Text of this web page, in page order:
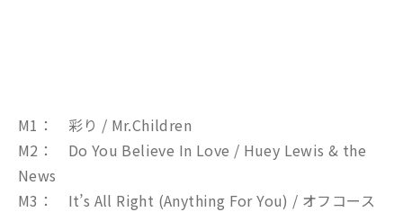
M1： 彩り / Mr.Children
M2： Do You Believe In Love / Huey Lewis & the
News
M3： It’s All Right (Anything For You) / オフコース